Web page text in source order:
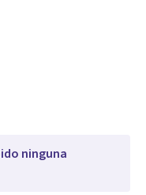
ninguna